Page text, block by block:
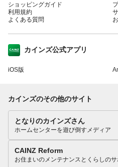
ショッピングガイド
利用規約
よくある質問
カインズ公式アプリ
iOS版
カインズのその他のサイト
となりのカインズさん
ホームセンターを遊び倒すメディア
CAINZ Reform
お住まいのメンテナンスとくらしのサ